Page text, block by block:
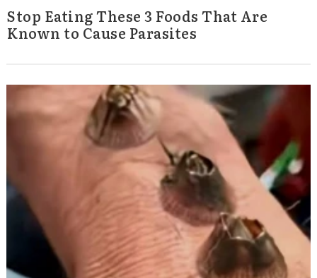
Stop Eating These 3 Foods That Are
Known to Cause Parasites